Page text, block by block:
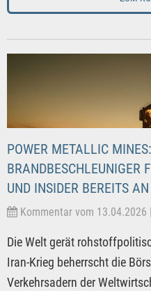
POWER METALLIC
BRANDBESCHLEUNIGER
UND INSIDER BEREITS
Kommentar vom 13.04.2026
Die Welt gerät
Iran-Krieg beherrscht die
Verkehrsadern der